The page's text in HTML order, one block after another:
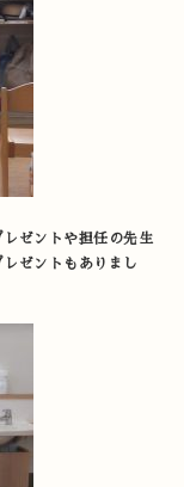
ゼントや担任の先生
ゼントもありまし